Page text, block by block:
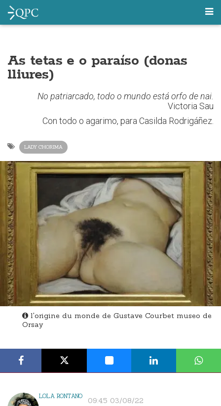
As tetas e o paraíso (donas
lliures)
No patriarcado, todo o mundo está orfo de nai.
Victoria Sau
Con todo o agarimo, para Casilda Rodrigáñez.
LADY CHORIMA
l'origine du monde de Gustave Courbet museo de
Orsay
LOLA RONTANO 09:45 03/08/22